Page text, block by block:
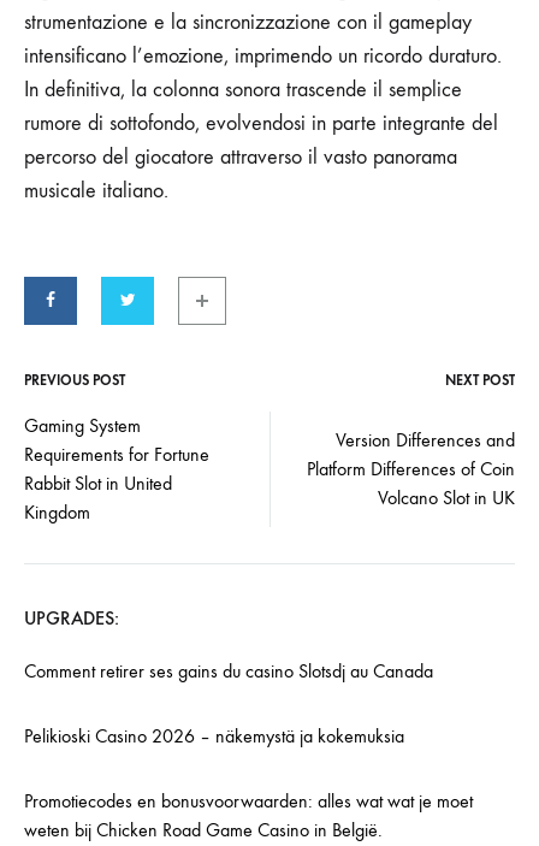
strumentazione e la sincronizzazione con il gameplay
intensificano l’emozione, imprimendo un ricordo duraturo.
In definitiva, la colonna sonora trascende il semplice
rumore di sottofondo, evolvendosi in parte integrante del
percorso del giocatore attraverso il vasto panorama
musicale italiano.
PREVIOUS POST NEXT POST
Gaming System
Requirements for Fortune
Rabbit Slot in United
Kingdom
Version Differences and
Platform Differences of Coin
Volcano Slot in UK
UPGRADES:
Comment retirer ses gains du casino Slotsdj au Canada
Pelikioski Casino 2026 – näkemystä ja kokemuksia
Promotiecodes en bonusvoorwaarden: alles wat wat je moet
weten bij Chicken Road Game Casino in België.